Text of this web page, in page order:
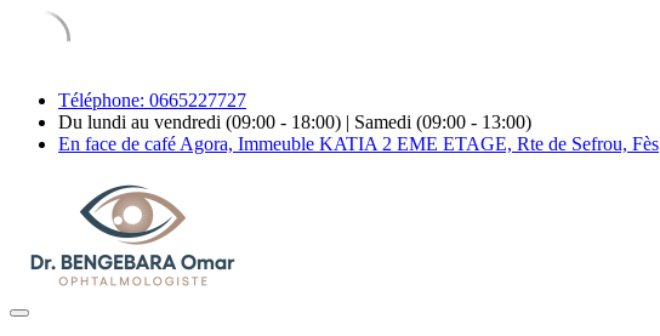
Téléphone: 0665227727
Du lundi au vendredi (09:00 - 18:00) | Samedi (09:00 - 13:00)
En face de café Agora, Immeuble KATIA 2 EME ETAGE, Rte de Sefrou, Fès